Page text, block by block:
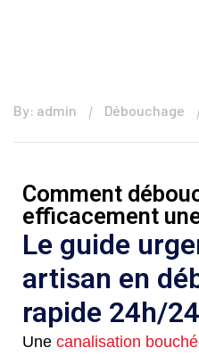
By: admin Débouchage
Comment
efficacement
Le guide
artisan en
rapide 24h/24
Une canalisation